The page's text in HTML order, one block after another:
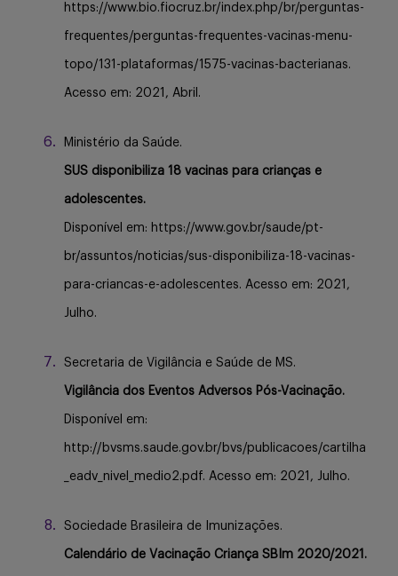
https://www.bio.fiocruz.br/index.php/br/perguntas-
frequentes/perguntas-frequentes-vacinas-menu-
topo/131-plataformas/1575-vacinas-bacterianas.
Acesso em: 2021, Abril.
Ministério da Saúde.
SUS disponibiliza 18 vacinas para crianças e
adolescentes.
Disponível em: https://www.gov.br/saude/pt-
br/assuntos/noticias/sus-disponibiliza-18-vacinas-
para-criancas-e-adolescentes. Acesso em: 2021,
Julho.
Secretaria de Vigilância e Saúde de MS.
Vigilância dos Eventos Adversos Pós-Vacinação.
Disponível em:
http://bvsms.saude.gov.br/bvs/publicacoes/cartilha
_eadv_nivel_medio2.pdf. Acesso em: 2021, Julho.
Sociedade Brasileira de Imunizações.
Calendário de Vacinação Criança SBIm 2020/2021.